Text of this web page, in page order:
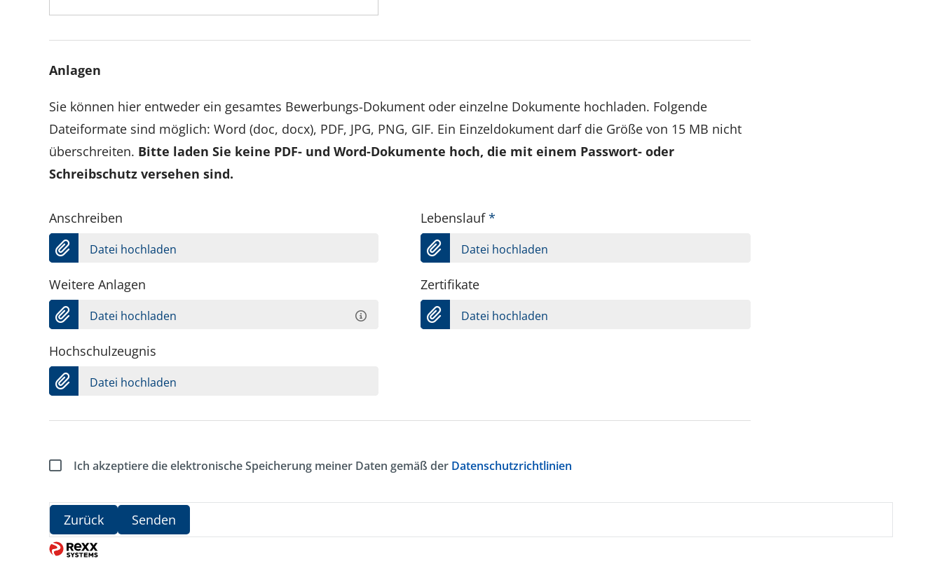
Anlagen
Sie können hier entweder ein gesamtes Bewerbungs-Dokument oder einzelne Dokumente hochladen. Folgende
Dateiformate sind möglich: Word (doc, docx), PDF, JPG, PNG, GIF. Ein Einzeldokument darf die Größe von 15 MB nicht
überschreiten. Bitte laden Sie keine PDF- und Word-Dokumente hoch, die mit einem Passwort- oder
Schreibschutz versehen sind.
Anschreiben
Datei hochladen
Lebenslauf*
Datei hochladen
Weitere Anlagen
Datei hochladen
Zertifikate
Datei hochladen
Hochschulzeugnis
Datei hochladen
Ich akzeptiere die elektronische Speicherung meiner Daten gemäß der Datenschutzrichtlinien
Zurück Senden